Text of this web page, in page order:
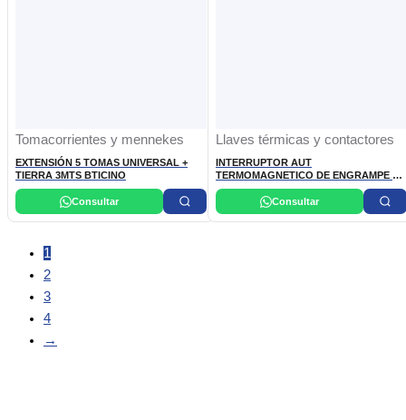
Tomacorrientes y mennekes
EXTENSIÓN 5 TOMAS UNIVERSAL +
TIERRA 3MTS BTICINO
Consultar
Llaves térmicas y contactores
INTERRUPTOR AUT
TERMOMAGNETICO DE ENGRAMPE 2P
20A 120/240VAC 10K BTICINO
Consultar
1
2
3
4
→